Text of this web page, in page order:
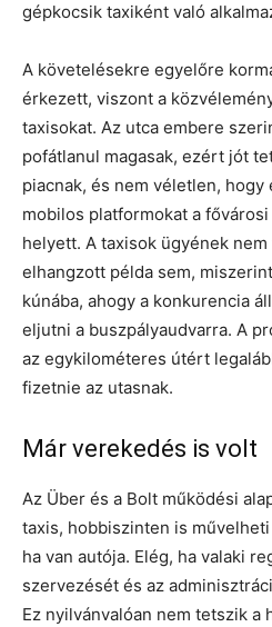
gépkocsik taxiként való
A követelésekre egyelőre
érkezett, viszont a
taxisokat. Az utca embere
pofátlanul magasak, ezért jót
piacnak, és nem véletlen,
mobilos platformokat a
helyett. A taxisok ügyének
elhangzott példa sem,
kúnába, ahogy a konkurencia
eljutni a buszpályaudvarra. A
az egykilométeres útért
fizetnie az utasnak.
Már verekedés is volt
Az Über és a Bolt működési
taxis, hobbiszinten is
ha van autója. Elég, ha valaki
szervezését és az
Ez nyilvánvalóan nem tetszik a